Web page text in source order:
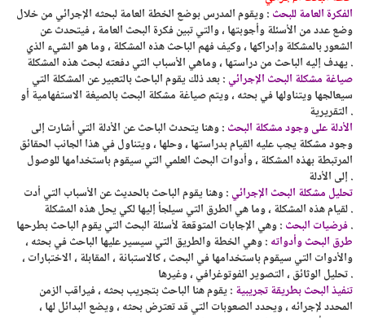
الفكرة العامة للبحث : ويقوم المدرس بوضع الخطة العامة لبحثه الإجرائي من خلال
وضع عدد من الأسئلة وأجوبتها ، والتي تبين فكرة البحث العامة ، فيتحدث عن
الشعور بالمشكلة وإدراكها ، وكيف فهم الباحث هذه المشكلة ، وما هو الشيء الذي
يهدف إليه الباحث من دراستها ، وماهي الأسباب التي دفعته لبحث هذه المشكلة .
صياغة مشكلة البحث الإجرائي : بعد ذلك يقوم الباحث بالتعبير عن المشكلة التي
سيعالجها ويتناولها في بحثه ، ويتم صياغة مشكلة البحث بالصيغة الاستفهامية أو
التقريرية .
الأدلة على وجود مشكلة البحث : وهنا يتحدث الباحث عن الأدلة التي أشارت إلى
وجود مشكلة يجب عليه القيام بدراستها ، وحلها ، ويتناول في هذا الجانب الحقائق
المرتبطة بهذه المشكلة ، وأدوات البحث العلمي التي سيقوم باستخدامها للوصول
إلى الأدلة .
تحليل مشكلة البحث الإجرائي : وهنا يقوم الباحث بالحديث عن الأسباب التي أدت
لقيام هذه المشكلة ، وما هي الطرق التي سيلجأ إليها لكي يحل هذه المشكلة .
فرضيات البحث: وهي الإجابات المتوقعة لأسئلة البحث التي يقوم الباحث بطرحها .
طرق البحث وأدواته : وهي الخطة والطريق التي سيسير عليها الباحث في بحثه ،
والأدوات التي سيقوم باستخدامها في البحث ، كالاستبانة ، المقابلة ، الاختبارات ،
تحليل الوثائق ، التصوير الفوتوغرافي ، وغيرها .
تنفيذ البحث بطريقة تجريبية : يقوم هنا الباحث بتجريب بحثه ، فيراقب الزمن
المحدد لإجرائه ، ويحدد الصعوبات التي قد تعترض بحثه ، ويضع البدائل لها ،